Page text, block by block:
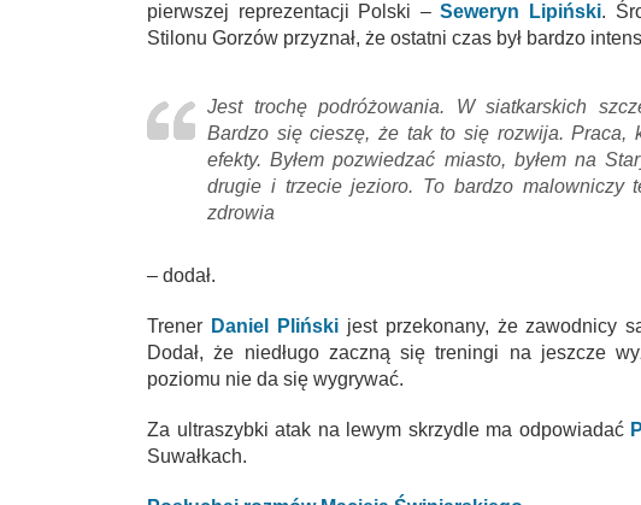
pierwszej reprezentacji Polski –Seweryn Lipiński.
Stilonu Gorzów przyznał, że ostatni czas był bardzo
Jest trochę podróżowania. W siatkarskich
Bardzo się cieszę, że tak to się rozwija. Praca,
efekty. Byłem pozwiedzać miasto, byłem na
drugie i trzecie jezioro. To bardzo malowniczy
zdrowia
– dodał.
Trener Daniel Plińskijest przekonany, że zawodnicy
Dodał, że niedługo zaczną się treningi na jeszcze
poziomu nie da się wygrywać.
Za ultraszybki atak na lewym skrzydle ma odpowiadać
Suwałkach.